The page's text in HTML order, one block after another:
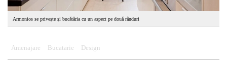
Armonios se privește și bucătăria cu un aspect pe două rânduri
Amenajare Bucatarie Design